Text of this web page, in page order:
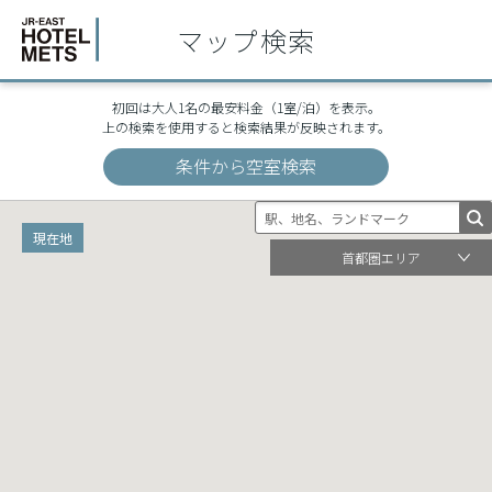
マップ検索
初回は大人1名の最安料金（1室/泊）を表示。
上の検索を使用すると検索結果が反映されます。
条件から空室検索
首都圏エリア
現在地